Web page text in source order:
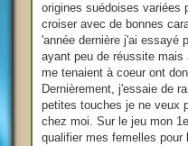
origines suédoises variées
croiser avec de bonnes
'année dernière j'ai essayé
ayant peu de réussite
me tenaient à coeur ont
Dernièrement, j'essaie de
petites touches je ne veux
chez moi. Sur le jeu mon
qualifier mes femelles pour